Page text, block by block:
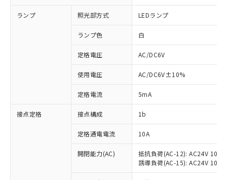
ランプ 照光部方式 LEDランプ
ランプ色 白
定格電圧 AC/DC6V
使用電圧 AC/DC6V±10%
定格電流 5mA
接点定格 接点構成 1b
定格通電電流 10A
開閉能力(AC)
抵抗負荷(AC-12): AC24V 10A/
誘導負荷(AC-15): AC24V
以下の条件をお読みいただき、同意のうえ
本サービスは、当社制御機器事業取扱
商品の当社在庫状況および標準価格
(税抜)を提供させていただくもので
当社制御機器事業取扱商品の中には、
本サービスの対象外となる商品もある
非含有に対応した製品が提供可能な商品で
対応予定：EU RoHS指令（10物質）の非含
有に対応した製品に切り替える予定のある
対応予定なし：EU RoHS指令（10物質）の
非含有に非対応の商品で、対応品を出す予
調査・確認中：EU RoHS指令（10物質）の
非含有の対応状況を調査中または確認中の
非該当品：ライセンス料など無形物で、有
害物質有無と関係のない商品です。
仕入先様の事情により、非含有部品として
「○」：最大均質材料含有率が中国RoHSの
基準値以下であることを示します。
「×」：最大均質材料含有率が中国RoHSの